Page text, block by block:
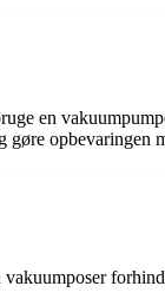
en
opbevaringen